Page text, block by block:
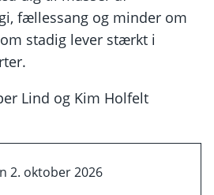
fællessang og minder om
stadig lever stærkt i
Lind og Kim Holfelt
2. oktober 2026